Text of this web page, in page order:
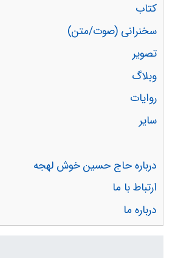
کتاب
سخنرانی (صوت/متن)
تصویر
وبلاگ
روایات
سایر
درباره حاج حسین خوش لهجه
ارتباط با ما
درباره ما